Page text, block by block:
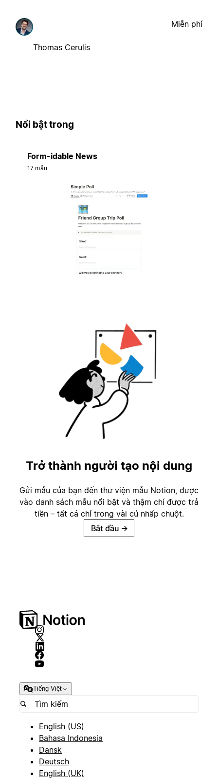
Thomas Cerulis
Miễn phí
Nổi bật trong
Form-idable News
17 mẫu
Trở thành người tạo nội dung
Gửi mẫu của bạn đến thư viện mẫu Notion, được
vào danh sách mẫu nổi bật và thậm chí được trả
tiền – tất cả chỉ trong vài cú nhấp chuột.
Bắt đầu →
Tiếng Việt
English (US)
Bahasa Indonesia
Dansk
Deutsch
English (UK)